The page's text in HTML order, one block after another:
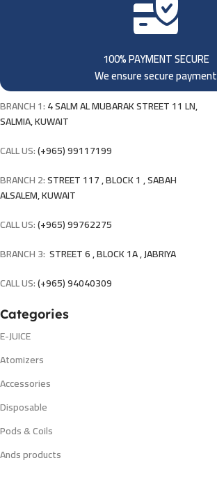
100% PAYMENT SECURE
We ensure secure payment
BRANCH 1:4 SALM AL MUBARAK STREET 11 LN,
SALMIA, KUWAIT
CALL US:(+965) 99117199
BRANCH 2:STREET 117 , BLOCK 1 , SABAH
ALSALEM, KUWAIT
CALL US:(+965) 99762275
BRANCH 3: STREET 6 , BLOCK 1A , JABRIYA
CALL US:(+965) 94040309
Categories
E-JUICE
Atomizers
Accessories
Disposable
Pods & Coils
Ands products